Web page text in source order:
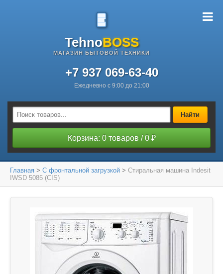
TehnoBOSS
МАГАЗИН БЫТОВОЙ ТЕХНИКИ
+7 937 069-63-40
Ежедневно с 9:00 до 21:00
Найти
Корзина: 0 товаров / 0 ₽
Главная > С фронтальной загрузкой > Стиральная машина Indesit
IWSD 5085 (CIS)